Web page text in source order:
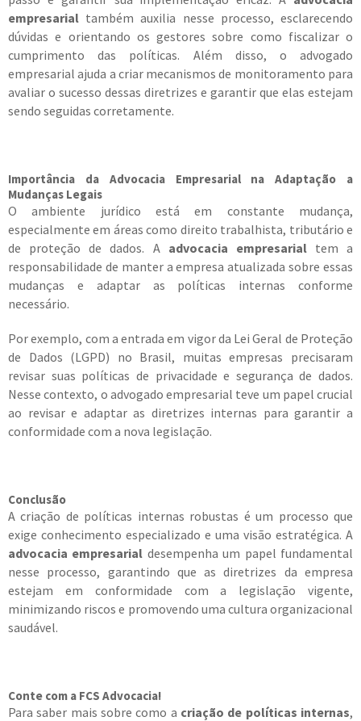
empresarial também auxilia nesse processo, esclarecendo
dúvidas e orientando os gestores sobre como fiscalizar o
cumprimento das políticas. Além disso, o advogado
empresarial ajuda a criar mecanismos de monitoramento para
avaliar o sucesso dessas diretrizes e garantir que elas estejam
sendo seguidas corretamente.
Importância da Advocacia Empresarial na Adaptação a
Mudanças Legais
O ambiente jurídico está em constante mudança,
especialmente em áreas como direito trabalhista, tributário e
de proteção de dados. A advocacia empresarialtem a
responsabilidade de manter a empresa atualizada sobre essas
mudanças e adaptar as políticas internas conforme
necessário.
Por exemplo, com a entrada em vigor da Lei Geral de Proteção
de Dados (LGPD) no Brasil, muitas empresas precisaram
revisar suas políticas de privacidade e segurança de dados.
Nesse contexto, o advogado empresarial teve um papel crucial
ao revisar e adaptar as diretrizes internas para garantir a
conformidade com a nova legislação.
Conclusão
A criação de políticas internas robustas é um processo que
exige conhecimento especializado e uma visão estratégica. A
advocacia empresarial desempenha um papel fundamental
nesse processo, garantindo que as diretrizes da empresa
estejam em conformidade com a legislação vigente,
minimizando riscos e promovendo uma cultura organizacional
saudável.
Conte com a FCS Advocacia!
Para saber mais sobre como a criação de políticas internas,